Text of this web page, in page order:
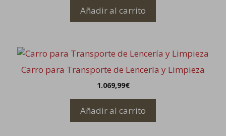
Añadir al carrito
Carro para Transporte de Lencería y Limpieza
1.069,99€
Añadir al carrito